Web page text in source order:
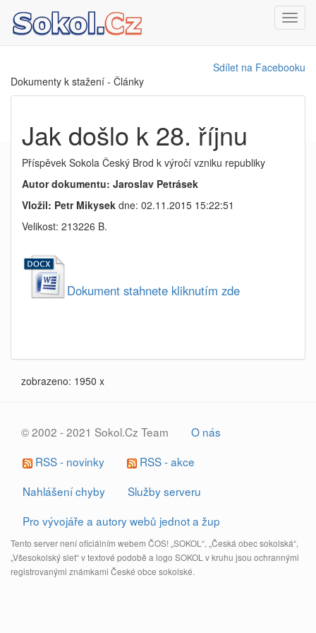
Sdílet na Facebooku
Dokumenty k stažení - Články
Jak došlo k 28. říjnu
Příspěvek Sokola Český Brod k výročí vzniku republiky
Autor dokumentu: Jaroslav Petrásek
Vložil: Petr Mikysek dne: 02.11.2015 15:22:51
Velikost: 213226 B.
Dokument stahnete kliknutím zde
zobrazeno: 1950 x
© 2002 - 2021 Sokol.Cz Team
O nás
RSS - novinky
RSS - akce
Nahlášení chyby
Služby serveru
Pro vývojáře a autory webů jednot a žup
Tento server není oficiálním webem ČOS! „SOKOL“, „Česká obec sokolská“,
„Všesokolský slet“ v textové podobě a logo SOKOL v kruhu jsou ochrannými
registrovanými známkami České obce sokolské.